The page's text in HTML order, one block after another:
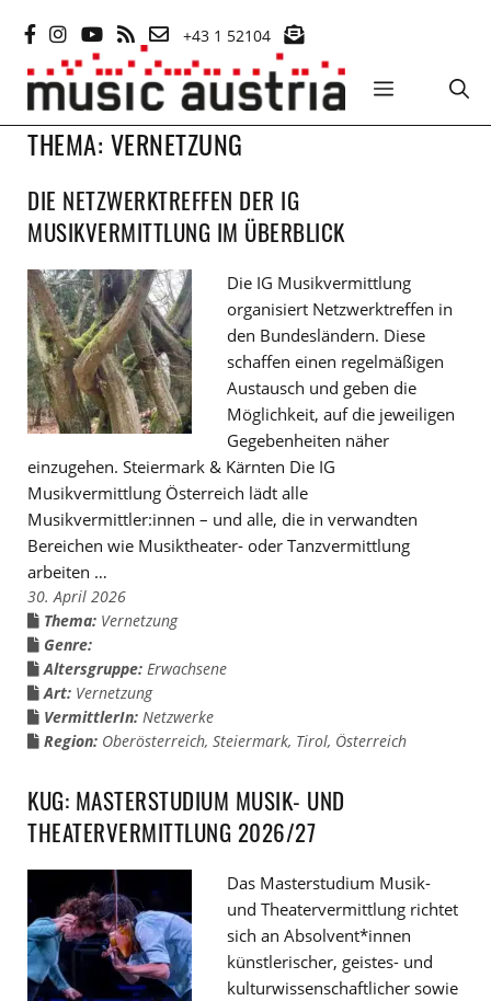
Inhalt
springen
+43 1 52104
MENÜ
THEMA: VERNETZUNG
DIE NETZWERKTREFFEN DER IG
MUSIKVERMITTLUNG IM ÜBERBLICK
Die IG Musikvermittlung
organisiert Netzwerktreffen in
den Bundesländern. Diese
schaffen einen regelmäßigen
Austausch und geben die
Möglichkeit, auf die jeweiligen
Gegebenheiten näher
einzugehen. Steiermark & Kärnten Die IG
Musikvermittlung Österreich lädt alle
Musikvermittler:innen – und alle, die in verwandten
Bereichen wie Musiktheater- oder Tanzvermittlung
arbeiten …
30. April 2026
Thema: Vernetzung
Genre:
Altersgruppe: Erwachsene
Art: Vernetzung
VermittlerIn: Netzwerke
Region: Oberösterreich, Steiermark, Tirol, Österreich
KUG: MASTERSTUDIUM MUSIK- UND
THEATERVERMITTLUNG 2026/27
Das Masterstudium Musik-
und Theatervermittlung richtet
sich an Absolvent*innen
künstlerischer, geistes- und
kulturwissenschaftlicher sowie